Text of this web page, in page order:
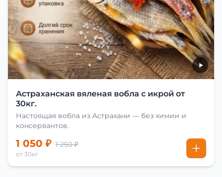
Астраханская вяленая вобла с икрой от
30кг.
Настоящая вобла из Астрахани — без химии и
консервантов.
1 050 ₽ 1 250 ₽
от 30кг